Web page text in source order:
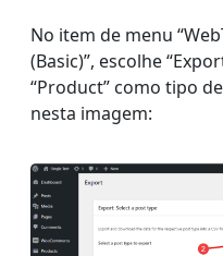
No item de menu
(Basic)”, escolhe
“Product” como tipo
nesta imagem: